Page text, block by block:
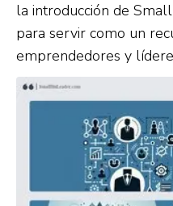
la introducción de
para servir como un
emprendedores y